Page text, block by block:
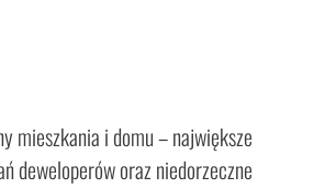
mieszkania i domu – największe
deweloperów oraz niedorzeczne